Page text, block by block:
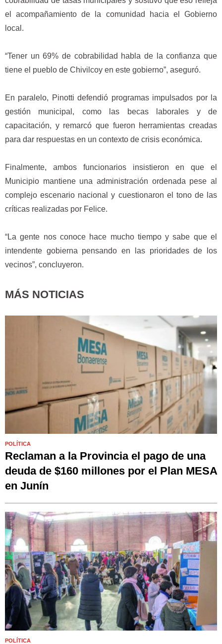
el acompañamiento de la comunidad hacia el Gobierno
local.
“Tener un 69% de cobrabilidad habla de la confianza que
tiene el pueblo de Chivilcoy en este gobierno”, aseguró.
En paralelo, Pinotti defendió programas impulsados por la
gestión municipal, como las becas laborales y de
capacitación, y remarcó que fueron herramientas creadas
para dar respuestas en un contexto de crisis económica.
Finalmente, ambos funcionarios insistieron en que el
Municipio mantiene una administración ordenada pese al
complejo escenario nacional y cuestionaron el tono de las
críticas realizadas por Felice.
“La gente nos conoce hace mucho tiempo y sabe que el
intendente gobierna pensando en las prioridades de los
vecinos”, concluyeron.
MÁS NOTICIAS
POLÍTICA
Reclaman a la Provincia el pago de una
deuda de $160 millones por el Plan MESA
en Junín
POLÍTICA